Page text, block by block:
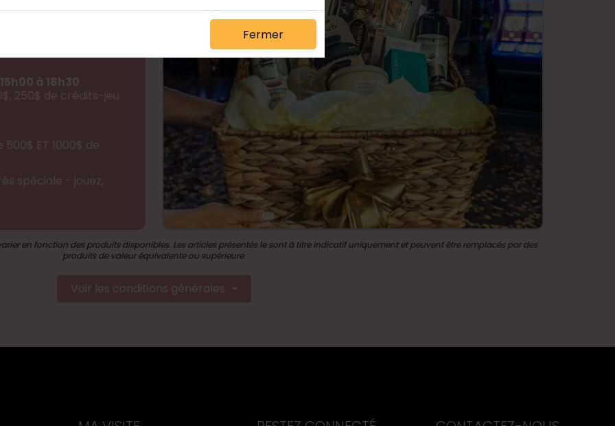
dans les 30
vos participations.
à 18h30
250$ de crédits-jeu
ET 1000$ de
spéciale - jouez,
en fonction des produits disponibles. Les articles présentés le sont à titre indicatif uniquement et peuvent être remplacés par des
produits de valeur équivalente ou supérieure.
Voir les conditions générales
reçoivent deux (2) participations au tirage pour chaque deux cent cinquante (250) Points de
Fermer